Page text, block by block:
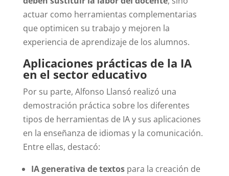
actuar como herramientas complementarias
que optimicen su trabajo y mejoren la
experiencia de aprendizaje de los alumnos.
Aplicaciones prácticas de la IA
en el sector educativo
Por su parte, Alfonso Llansó realizó una
demostración práctica sobre los diferentes
tipos de herramientas de IA y sus aplicaciones
en la enseñanza de idiomas y la comunicación.
Entre ellas, destacó:
IA generativa de textospara la creación de